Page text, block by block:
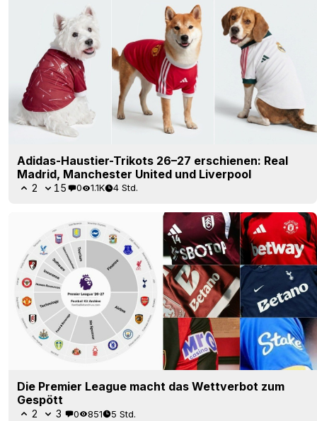
Adidas-Haustier-Trikots 26–27 erschienen: Real
Madrid, Manchester United und Liverpool
2 15 0 1.1K 4 Std.
Die Premier League macht das Wettverbot zum
Gespött
2 3 0 851 5 Std.